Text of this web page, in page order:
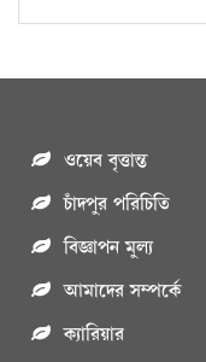
ওয়েব বৃত্তান্ত
চাঁদপুর পরিচিতি
বিজ্ঞাপন মুল্য
আমাদের সম্পর্কে
ক্যারিয়ার